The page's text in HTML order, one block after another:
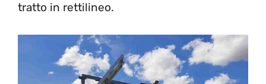
tratto in rettilineo.